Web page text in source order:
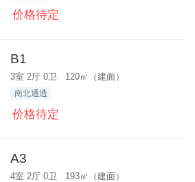
价格待定
B1
3室 2厅 0卫 120㎡（建面）
南北通透
价格待定
A3
4室 2厅 0卫 193㎡（建面）